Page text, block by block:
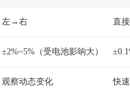
左→右 直
±2%~5%（受电池影响大）
观察动态变化 快